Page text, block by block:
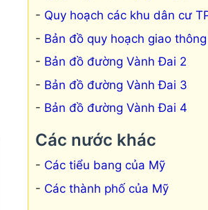
Quy hoạch các khu dân cư
Bản đồ quy hoạch giao
Bản đồ đường Vành Đai 2
Bản đồ đường Vành Đai 3
Bản đồ đường Vành Đai 4
Các nước khác
Các tiểu bang của Mỹ
Các thành phố của Mỹ